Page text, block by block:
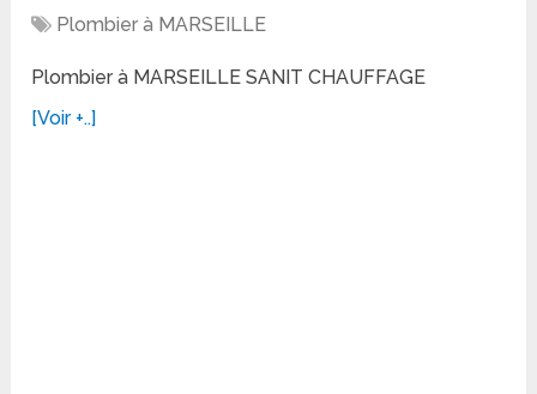
Plombier à MARSEILLE
Plombier à MARSEILLE SANIT CHAUFFAGE
[Voir +..]